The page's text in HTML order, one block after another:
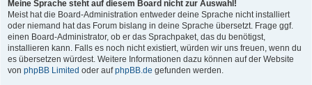
Meine Sprache steht auf diesem Board nicht zur Auswahl!
Meist hat die Board-Administration entweder deine Sprache nicht installiert
oder niemand hat das Forum bislang in deine Sprache übersetzt. Frage ggf.
einen Board-Administrator, ob er das Sprachpaket, das du benötigst,
installieren kann. Falls es noch nicht existiert, würden wir uns freuen, wenn du
es übersetzen würdest. Weitere Informationen dazu können auf der Website
von phpBB Limited oder aufphpBB.de gefunden werden.